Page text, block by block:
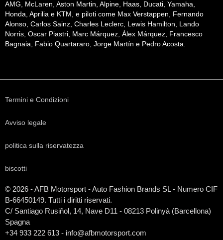
AMG, McLaren, Aston Martin, Alpine, Haas, Ducati, Yamaha,
Honda, Aprilia e KTM, e piloti come Max Verstappen, Fernando
Alonso, Carlos Sainz, Charles Leclerc, Lewis Hamilton, Lando
Norris, Oscar Piastri, Marc Márquez, Álex Márquez, Francesco
Bagnaia, Fabio Quartararo, Jorge Martín e Pedro Acosta.
Termini e Condizioni
Avviso legale
politica sulla riservatezza
biscotti
© 2026 - AFB Motorsport - Auto Fashion Brands SL- Numero CIF
B-66450149. Tutti i diritti riservati.
C/ Santiago Rusiñol, 14, Nave D11 - 08213 Polinyà (Barcellona)
Spagna
+34 933 222 613 - info@afbmotorsport.com